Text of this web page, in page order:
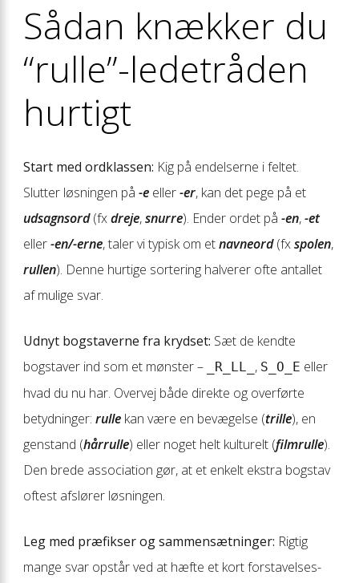
Sådan knækker du
“rulle”-ledetråden
hurtigt
Start med ordklassen: Kig på endelserne i feltet.
Slutter løsningen på -e eller-er, kan det pege på et
udsagnsord(fxdreje,snurre). Ender ordet på -en,-et
eller-en/-erne, taler vi typisk om etnavneord(fxspolen,
rullen). Denne hurtige sortering halverer ofte antallet
af mulige svar.
Udnyt bogstaverne fra krydset: Sæt de kendte
bogstaver ind som et mønster –
_R_LL_ , S_O_E eller
hvad du nu har. Overvej både direkte og overførte
betydninger: rulle kan være en bevægelse (trille), en
genstand (hårrulle) eller noget helt kulturelt (filmrulle).
Den brede association gør, at et enkelt ekstra bogstav
oftest afslører løsningen.
Leg med præfikser og sammensætninger: Rigtig
mange svar opstår ved at hæfte et kort forstavelses-